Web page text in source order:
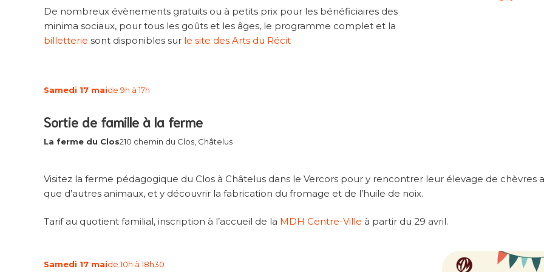
De nombreux évènements gratuits ou à petits prix pour les bénéficiaires des
minima sociaux, pour tous les goûts et les âges, le programme complet et la
billetterie sont disponibles sur le site des Arts du Récit
Samedi 17 maide 9h à 17h
Sortie de famille à la ferme
La ferme du Clos210 chemin du Clos, Châtelus
Visitez la ferme pédagogique du Clos à Châtelus dans le Vercors pour y rencontrer leur élevage de chèvres
que d’autres animaux, et y découvrir la fabrication du fromage et de l’huile de noix.
Tarif au quotient familial, inscription à l’accueil de la MDH Centre-Ville à partir du 29 avril.
Samedi 17 maide 10h à 18h30